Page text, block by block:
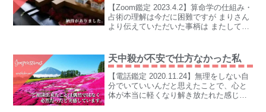
【Zoom鑑定 2023.4.2】算命学の仕組み・
占術の理解は今だに困難ですが まりさん
より伝えていただいた事柄は またして
た。
天中殺が不安で仕方なかった私
【電話鑑定 2020.11.24】無理をしない自
分でいていいんだと思えたことで、心と
体が本当に軽くなり解き放たれた感じで